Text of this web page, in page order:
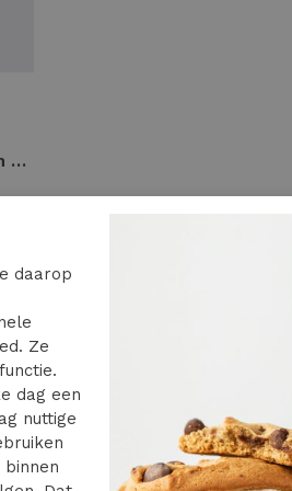
Only onlsiesta 3/4 open linen bl blazer tlr 15322274 Blazers moonbeam
welke geschikt is voor alle
heeft veel verschillende
en alle gelegenheden
een ruim aanbod in haar
daarop
Ze
dag een
nuttige